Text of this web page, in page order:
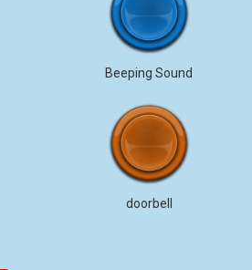
Beeping Sound
doorbell